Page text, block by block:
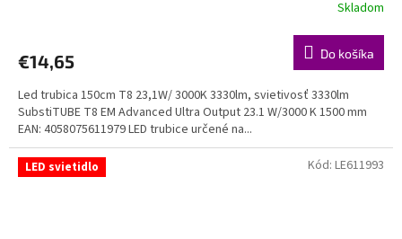
Skladom
€14,65 Do košíka
Led trubica 150cm T8 23,1W/ 3000K 3330lm, svietivosť 3330lm
SubstiTUBE T8 EM Advanced Ultra Output 23.1 W/3000 K 1500 mm
EAN: 4058075611979 LED trubice určené na...
LED svietidlo Kód: LE611993